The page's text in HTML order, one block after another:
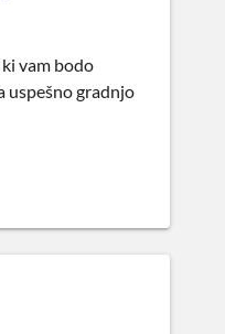
vam bodo
uspešno gradnjo